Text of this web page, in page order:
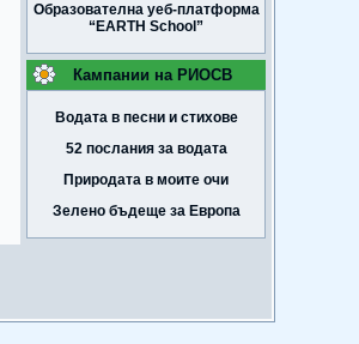
Образователна уеб-платформа
“EARTH School”
Кампании на РИОСВ
Водата в песни и стихове
52 послания за водата
Природата в моите очи
Зелено бъдеще за Европа